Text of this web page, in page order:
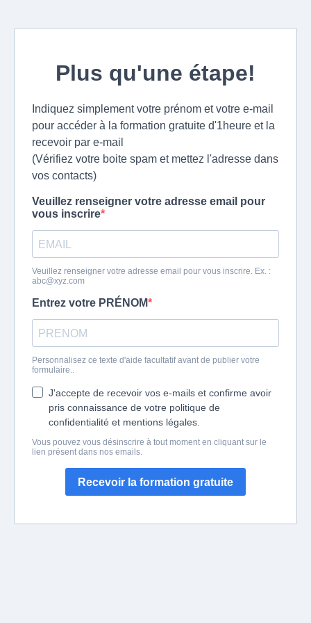
Plus qu'une étape!
Indiquez simplement votre prénom et votre e-mail
pour accéder à la formation gratuite d'1heure et la
recevoir par e-mail
(Vérifiez votre boite spam et mettez l'adresse dans
vos contacts)
Veuillez renseigner votre adresse email pour
vous inscrire
Veuillez renseigner votre adresse email pour vous inscrire. Ex. :
abc@xyz.com
Entrez votre PRÉNOM
Personnalisez ce texte d'aide facultatif avant de publier votre
formulaire..
J'accepte de recevoir vos e-mails et confirme avoir
pris connaissance de votre politique de
confidentialité et mentions légales.
Vous pouvez vous désinscrire à tout moment en cliquant sur le
lien présent dans nos emails.
Recevoir la formation gratuite